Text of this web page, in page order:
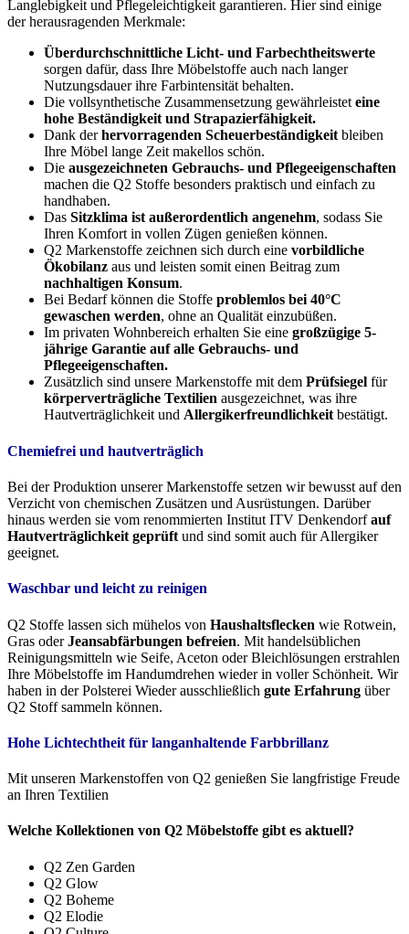
Langlebigkeit und Pflegeleichtigkeit garantieren. Hier sind einige
der herausragenden Merkmale:
Überdurchschnittliche Licht- und Farbechtheitswerte
sorgen dafür, dass Ihre Möbelstoffe auch nach langer
Nutzungsdauer ihre Farbintensität behalten.
Die vollsynthetische Zusammensetzung gewährleisteteine
hohe Beständigkeit und Strapazierfähigkeit.
Dank derhervorragenden Scheuerbeständigkeitbleiben
Ihre Möbel lange Zeit makellos schön.
Die ausgezeichneten Gebrauchs- und Pflegeeigenschaften
machen die Q2 Stoffe besonders praktisch und einfach zu
handhaben.
Das Sitzklima ist außerordentlich angenehm, sodass Sie
Ihren Komfort in vollen Zügen genießen können.
Q2 Markenstoffe zeichnen sich durch eine vorbildliche
Ökobilanz aus und leisten somit einen Beitrag zum
nachhaltigen Konsum.
Bei Bedarf können die Stoffe problemlos bei 40°C
gewaschen werden, ohne an Qualität einzubüßen.
Im privaten Wohnbereich erhalten Sie eine großzügige 5-
jährige Garantie auf alle Gebrauchs- und
Pflegeeigenschaften.
Zusätzlich sind unsere Markenstoffe mit dem Prüfsiegel für
körperverträgliche Textilien ausgezeichnet, was ihre
Hautverträglichkeit und Allergikerfreundlichkeitbestätigt.
Chemiefrei und hautverträglich
Bei der Produktion unserer Markenstoffe setzen wir bewusst auf den
Verzicht von chemischen Zusätzen und Ausrüstungen. Darüber
hinaus werden sie vom renommierten Institut ITV Denkendorfauf
Hautverträglichkeit geprüft und sind somit auch für Allergiker
geeignet.
Waschbar und leicht zu reinigen
Q2 Stoffe lassen sich mühelos von Haushaltsflecken wie Rotwein,
Gras oderJeansabfärbungen befreien. Mit handelsüblichen
Reinigungsmitteln wie Seife, Aceton oder Bleichlösungen erstrahlen
Ihre Möbelstoffe im Handumdrehen wieder in voller Schönheit. Wir
haben in der Polsterei Wieder ausschließlich gute Erfahrung über
Q2 Stoff sammeln können.
Hohe Lichtechtheit für langanhaltende Farbbrillanz
Mit unseren Markenstoffen von Q2 genießen Sie langfristige Freude
an Ihren Textilien
Welche Kollektionen von Q2 Möbelstoffe gibt es aktuell?
Q2 Zen Garden
Q2 Glow
Q2 Boheme
Q2 Elodie